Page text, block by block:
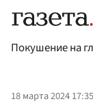
Покушение на
18 марта 2024 17:35